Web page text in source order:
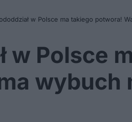
w Polsce ma takiego potwora!
w Polsce
wybuch